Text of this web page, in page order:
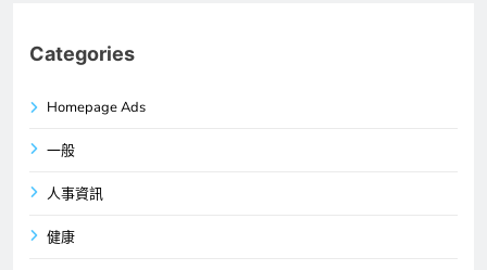
Categories
Homepage Ads
一般
人事資訊
健康